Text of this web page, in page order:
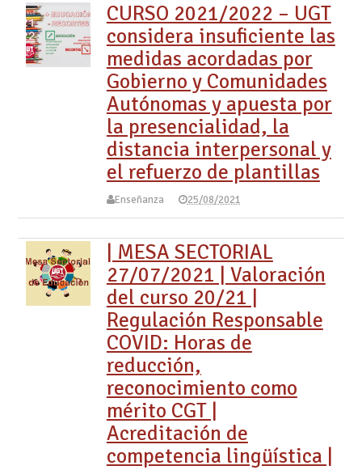
CURSO 2021/2022 – UGT
considera insuficiente las
medidas acordadas por
Gobierno y Comunidades
Autónomas y apuesta por
la presencialidad, la
distancia interpersonal y
el refuerzo de plantillas
Enseñanza 25/08/2021
| MESA SECTORIAL
27/07/2021 | Valoración
del curso 20/21 |
Regulación Responsable
COVID: Horas de
reducción,
reconocimiento como
mérito CGT |
Acreditación de
competencia lingüística |